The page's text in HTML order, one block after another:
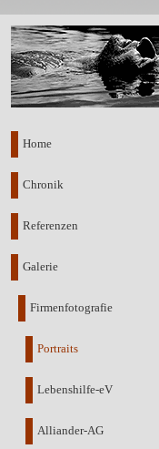
Home
Chronik
Referenzen
Galerie
Firmenfotografie
Portraits
Lebenshilfe-eV
Alliander-AG